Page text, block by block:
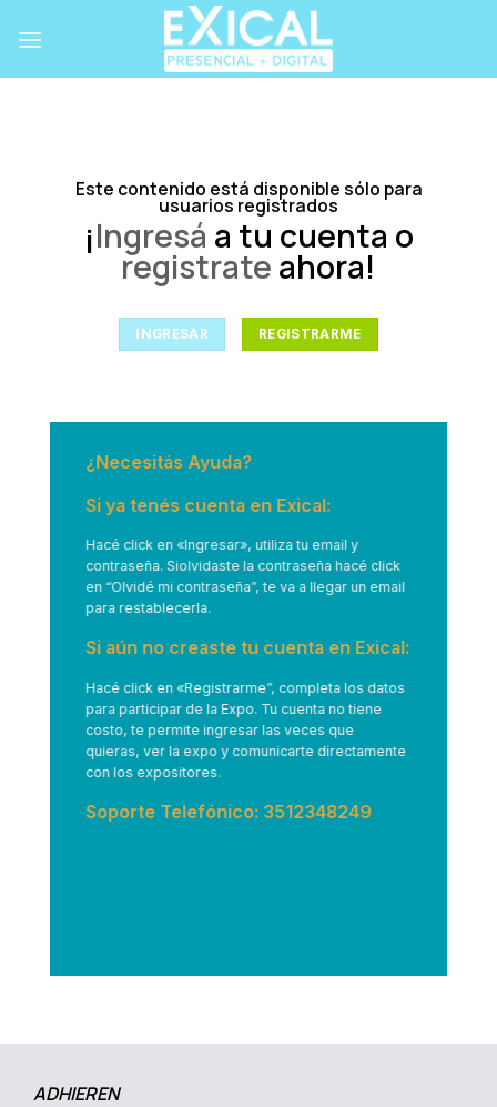
Este contenido está disponible sólo para
usuarios registrados
¡Ingresá a tu cuenta o
registrate ahora!
INGRESAR REGISTRARME
¿Necesitás Ayuda?
Si ya tenés cuenta en Exical:
Hacé click en «Ingresar», utiliza tu email y
contraseña. Siolvidaste la contraseña hacé click
en “Olvidé mi contraseña”, te va a llegar un email
para restablecerla.
Si aún no creaste tu cuenta en Exical:
Hacé click en «Registrarme”, completa los datos
para participar de la Expo. Tu cuenta no tiene
costo, te permite ingresar las veces que
quieras, ver la expo y comunicarte directamente
con los expositores.
Soporte Telefónico: 3512348249
ADHIEREN